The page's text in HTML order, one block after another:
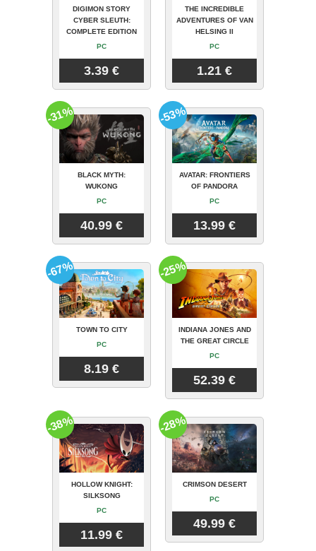
DIGIMON STORY
CYBER SLEUTH:
COMPLETE EDITION
PC
3.39 €
THE INCREDIBLE
ADVENTURES OF VAN
HELSING II
PC
1.21 €
BLACK MYTH:
WUKONG
PC
40.99 €
-31%
AVATAR: FRONTIERS
OF PANDORA
PC
13.99 €
-53%
TOWN TO CITY
PC
8.19 €
-67%
INDIANA JONES AND
THE GREAT CIRCLE
PC
52.39 €
-25%
HOLLOW KNIGHT:
SILKSONG
PC
11.99 €
-38%
CRIMSON DESERT
PC
49.99 €
-28%